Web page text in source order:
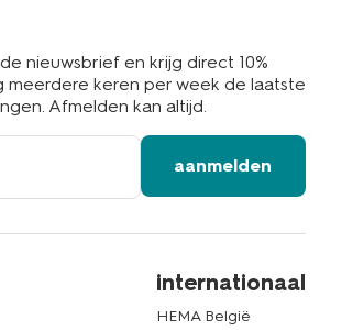
nieuwsbrief en krijg direct 10%
meerdere keren per week de laatste
Afmelden kan altijd.
aanmelden
internationaal
HEMA België